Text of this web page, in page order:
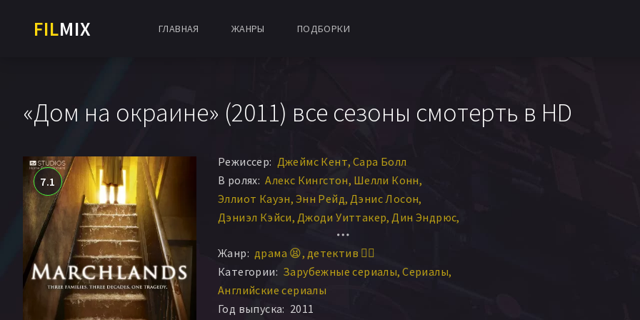
FILMIX ГЛАВНАЯ ЖАНРЫ ПОДБОРКИ
«Дом на окраине» (2011) все сезоны смотерть в HD
7.1
Режиссер: Джеймс Кент Сара Болл
В ролях: Алекс Кингстон Шелли Конн
Эллиот Кауэн Энн Рейд Дэнис Лосон
Дэниэл Кэйси Джоди Уиттакер Дин Эндрюс
Дженнифер Хеннесси
Николас Сиди Тесса Пик-Джонс
Этан Гриффин Сидни Вэйд Элизабет Райдер
Роджер Рингроуз Фэйт Эдвардс
Сузанна Хартер Джонатан Линсли
Жанр: драма 😫 детектив 🕵️‍♂️
Категории: Зарубежные сериалы Сериалы
Английские сериалы
Год выпуска: 2011